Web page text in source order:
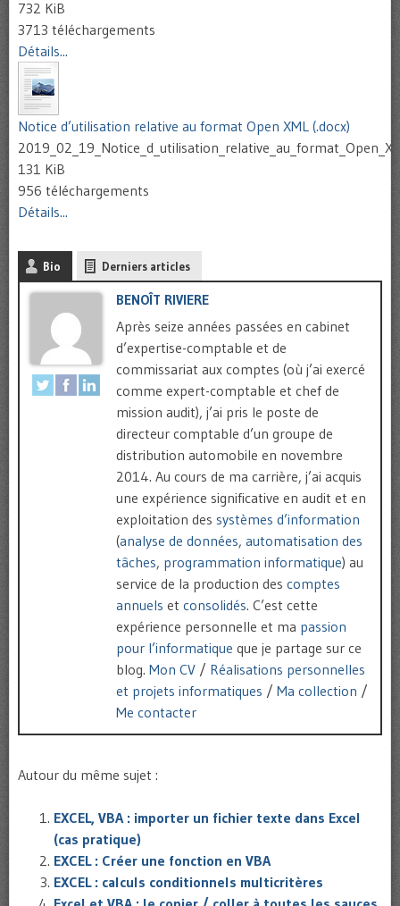
732 KiB
3713 téléchargements
Détails...
Notice d’utilisation relative au format Open XML (.docx)
131 KiB
956 téléchargements
Détails...
Bio Derniers articles
BENOÎT RIVIERE
Après seize années passées en cabinet
d’expertise-comptable et de
commissariat aux comptes (où j’ai exercé
comme expert-comptable et chef de
mission audit), j’ai pris le poste de
directeur comptable d’un groupe de
distribution automobile en novembre
2014. Au cours de ma carrière, j’ai acquis
une expérience significative en audit et en
exploitation des systèmes d’information
(analyse de données, automatisation des
tâches, programmation informatique) au
service de la production des comptes
annuels et consolidés. C’est cette
expérience personnelle et ma passion
pour l’informatique que je partage sur ce
blog. Mon CV / Réalisations personnelles
et projets informatiques / Ma collection /
Me contacter
Autour du même sujet :
EXCEL, VBA : importer un fichier texte dans Excel
(cas pratique)
EXCEL : Créer une fonction en VBA
EXCEL : calculs conditionnels multicritères